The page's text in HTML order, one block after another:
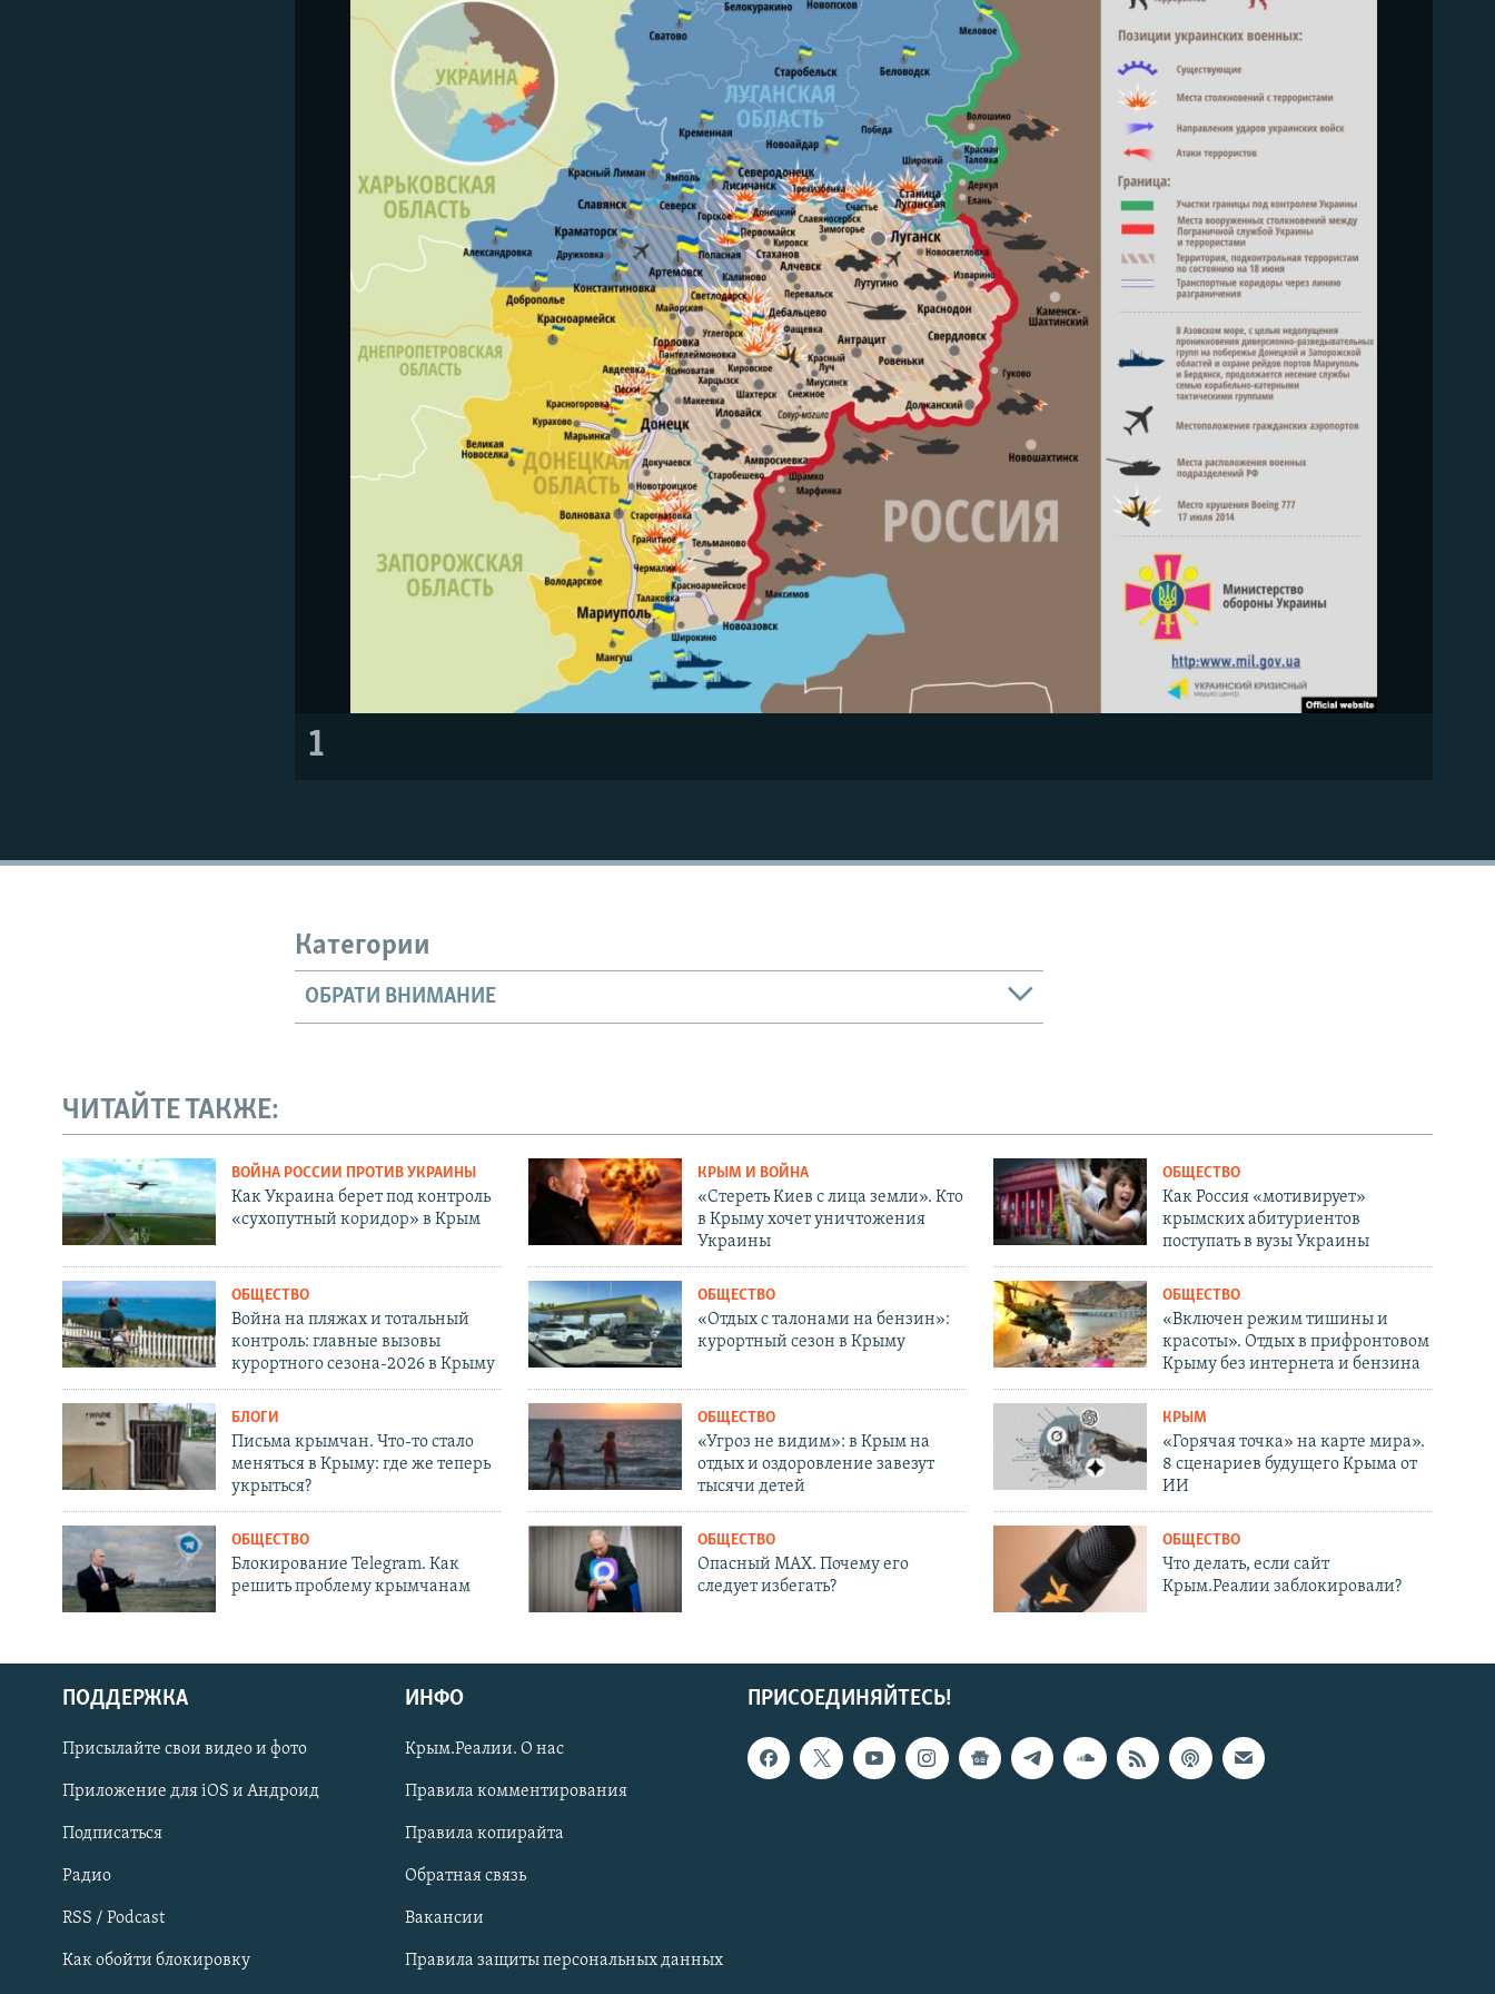
Українською
Qırımtatar
ПРИСОЕДИНЯЙТЕСЬ!
1
Категории
ОБРАТИ ВНИМАНИЕ
ЧИТАЙТЕ ТАКЖЕ:
ВОЙНА РОССИИ ПРОТИВ УКРАИНЫ
Как Украина берет под контроль
«сухопутный коридор» в Крым
КРЫМ И ВОЙНА
«Стереть Киев с лица земли». Кто
в Крыму хочет уничтожения
Украины
ОБЩЕСТВО
Как Россия «мотивирует»
крымских абитуриентов
поступать в вузы Украины
ОБЩЕСТВО
Война на пляжах и тотальный
контроль: главные вызовы
курортного сезона-2026 в Крыму
ОБЩЕСТВО
«Отдых с талонами на бензин»:
курортный сезон в Крыму
ОБЩЕСТВО
«Включен режим тишины и
красоты». Отдых в прифронтовом
Крыму без интернета и бензина
БЛОГИ
Письма крымчан. Что-то стало
меняться в Крыму: где же теперь
укрыться?
ОБЩЕСТВО
«Угроз не видим»: в Крым на
отдых и оздоровление завезут
тысячи детей
КРЫМ
«Горячая точка» на карте мира».
8 сценариев будущего Крыма от
ИИ
ОБЩЕСТВО
Блокирование Telegram. Как
решить проблему крымчанам
ОБЩЕСТВО
Опасный MAX. Почему его
следует избегать?
ОБЩЕСТВО
Что делать, если сайт
Крым.Реалии заблокировали?
ПРИСОЕДИНЯЙТЕСЬ!
ПОДДЕРЖКА
Присылайте свои видео и фото
Приложение для iOS и Андроид
Подписаться
Радио
RSS / Podcast
Как обойти блокировку
ИНФО
Крым.Реалии. О нас
Правила комментирования
Правила копирайта
Обратная связь
Вакансии
Правила защиты персональных данных